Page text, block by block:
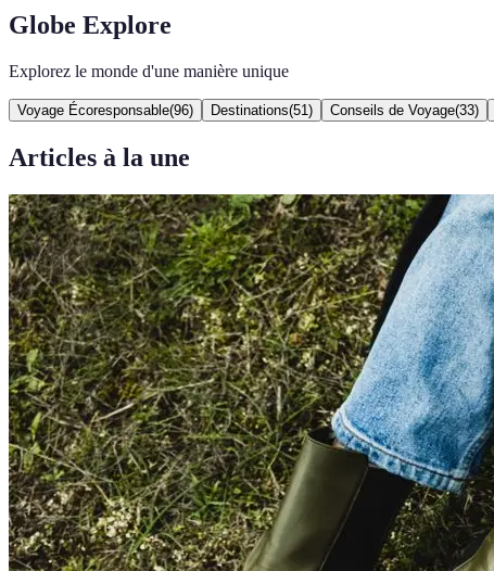
Globe Explore
Explorez le monde d'une manière unique
Voyage Écoresponsable(96) Destinations(51 ) Conseils de Voyage(33)
Articles à la une